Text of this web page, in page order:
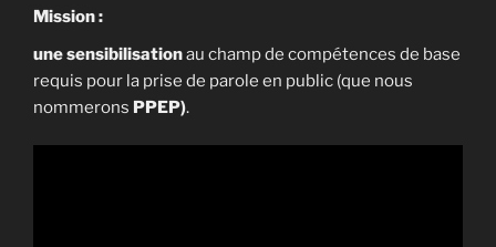
Mission :
une sensibilisationau champ de compétences de base
requis pour la prise de parole en public (que nous
nommerons PPEP).